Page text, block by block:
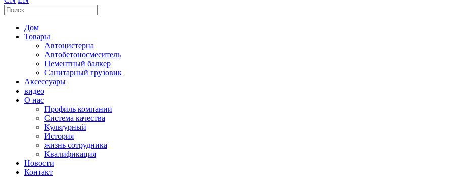
Дом
Товары
Автоцистерна
Автобетоносмеситель
Цементный балкер
Санитарный грузовик
Аксессуары
видео
О нас
Профиль компании
Система качества
Культурный
История
жизнь сотрудника
Квалификация
Новости
Контакт